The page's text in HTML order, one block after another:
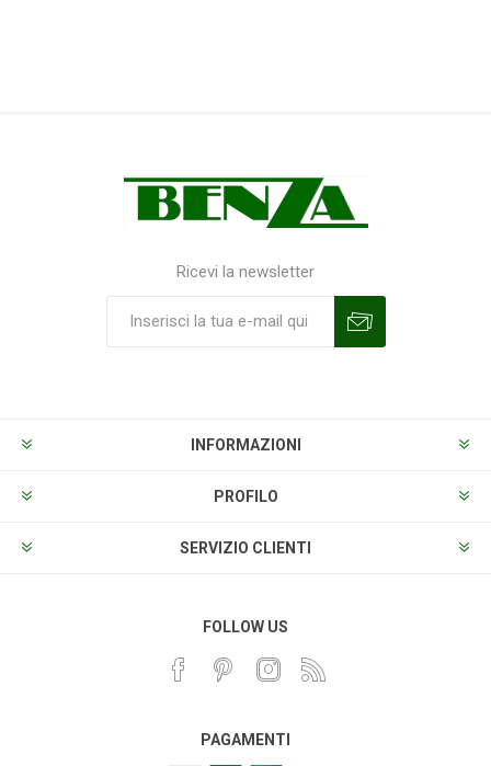
Ricevi la newsletter
INFORMAZIONI
PROFILO
SERVIZIO CLIENTI
FOLLOW US
PAGAMENTI